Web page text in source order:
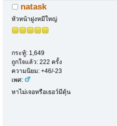
natask
หัวหน้าฝูงหมีใหญ่
กระทู้: 1,649
ถูกใจแล้ว: 222 ครั้ง
ความนิยม: +46/-23
เพศ:
หาไม่เจอหรือเธอว์มีดุ้น